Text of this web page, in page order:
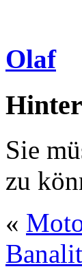
Olaf
Sie
zu
«